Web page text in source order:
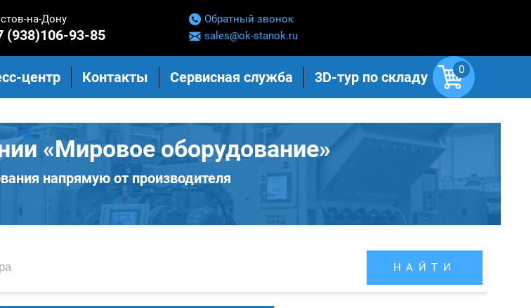
на-Дону
(938)106-93-85
Обратный звонок
sales@ok-stanok.ru
центр Контакты Сервисная служба 3D-тур по складу 0
«Мировое оборудование»
напрямую от производителя
НАЙТИ